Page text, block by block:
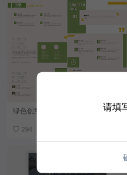
绿色创意产品发布宣传PPT模板
294
请填